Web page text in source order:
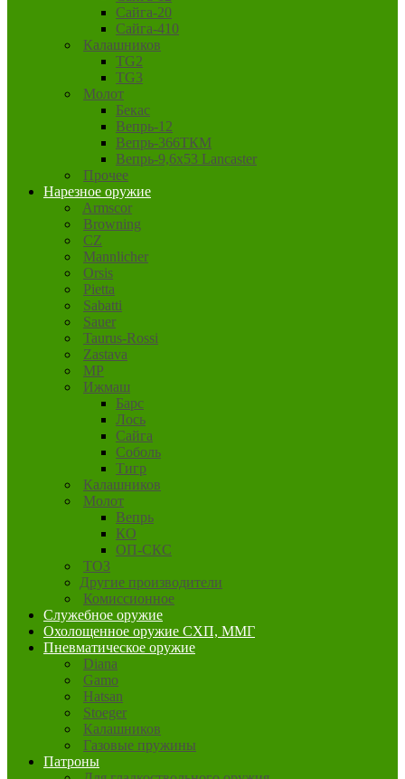
Сайга-20
Сайга-410
Калашников
TG2
TG3
Молот
Бекас
Вепрь-12
Вепрь-366ТКМ
Вепрь-9,6х53 Lancaster
Прочее
Нарезное оружие
Armscor
Browning
CZ
Mannlicher
Orsis
Pietta
Sabatti
Sauer
Taurus-Rossi
Zastava
MP
Ижмаш
Барс
Лось
Сайга
Соболь
Тигр
Калашников
Молот
Вепрь
КО
ОП-СКС
ТОЗ
Другие производители
Комиссионное
Служебное оружие
Охолощенное оружие СХП, ММГ
Пневматическое оружие
Diana
Gamo
Hatsan
Stoeger
Калашников
Газовые пружины
Патроны